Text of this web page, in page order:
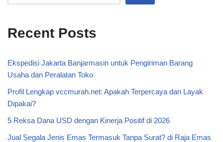
Recent Posts
Ekspedisi Jakarta Banjarmasin untuk Pengiriman Barang
Usaha dan Peralatan Toko
Profil Lengkap vccmurah.net: Apakah Terpercaya dan Layak
Dipakai?
5 Reksa Dana USD dengan Kinerja Positif di 2026
Jual Segala Jenis Emas Termasuk Tanpa Surat? di Raja Emas